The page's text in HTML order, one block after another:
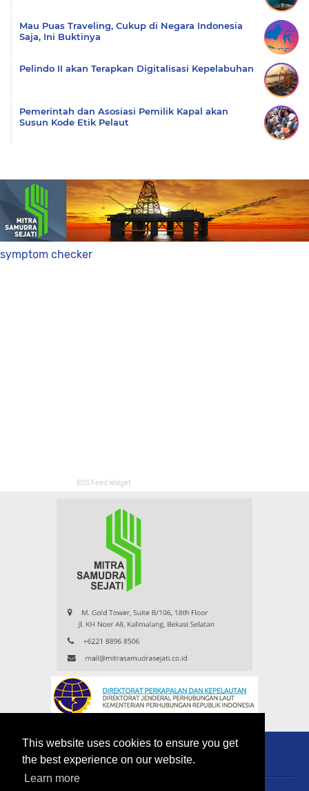
This website uses cookies to ensure you get
the best experience on our website.
Learn more
Mau Puas Traveling, Cukup di Negara Indonesia
Saja, Ini Buktinya
Pelindo II akan Terapkan Digitalisasi Kepelabuhan
Pemerintah dan Asosiasi Pemilik Kapal akan
Susun Kode Etik Pelaut
symptom checker
RSS Feed Widget